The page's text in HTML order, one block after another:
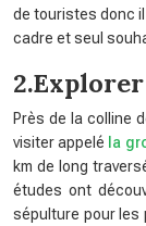
de touristes donc
cadre et seul
Près de la colline
visiter appelé la
km de long
études ont
sépulture pour les